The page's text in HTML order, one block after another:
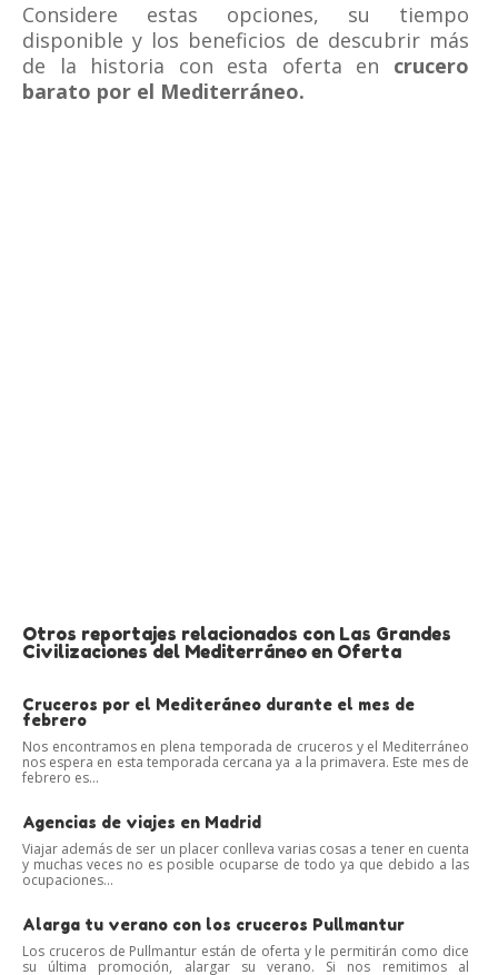
Considere estas opciones, su tiempo
disponible y los beneficios de descubrir más
de la historia con esta oferta en crucero
barato por el Mediterráneo.
Otros reportajes relacionados con Las Grandes
Civilizaciones del Mediterráneo en Oferta
Cruceros por el Mediteráneo durante el mes de
febrero
Nos encontramos en plena temporada de cruceros y el Mediterráneo
nos espera en esta temporada cercana ya a la primavera. Este mes de
febrero es...
Agencias de viajes en Madrid
Viajar además de ser un placer conlleva varias cosas a tener en cuenta
y muchas veces no es posible ocuparse de todo ya que debido a las
ocupaciones...
Alarga tu verano con los cruceros Pullmantur
Los cruceros de Pullmantur están de oferta y le permitirán como dice
su última promoción, alargar su verano. Si nos remitimos al